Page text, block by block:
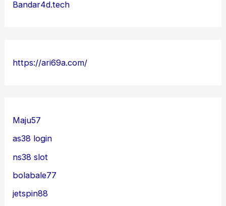
Bandar4d.tech
https://ari69a.com/
Maju57
as38 login
ns38 slot
bolabale77
jetspin88